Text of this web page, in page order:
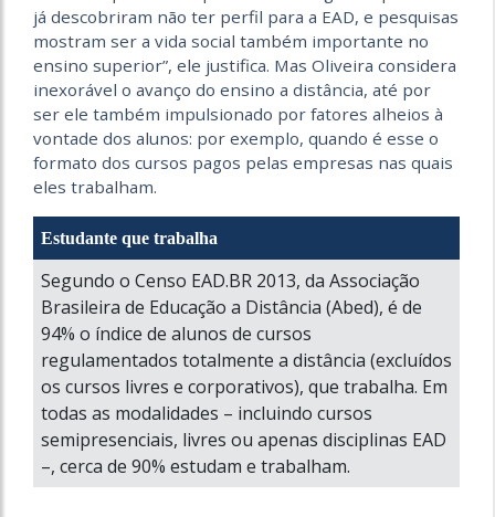
já descobriram não ter perfil para a EAD, e pesquisas
mostram ser a vida social também importante no
ensino superior”, ele justifica. Mas Oliveira considera
inexorável o avanço do ensino a distância, até por
ser ele também impulsionado por fatores alheios à
vontade dos alunos: por exemplo, quando é esse o
formato dos cursos pagos pelas empresas nas quais
eles trabalham.
Estudante que trabalha
Segundo o Censo EAD.BR 2013, da Associação
Brasileira de Educação a Distância (Abed), é de
94% o índice de alunos de cursos
regulamentados totalmente a distância (excluídos
os cursos livres e corporativos), que trabalha. Em
todas as modalidades – incluindo cursos
semipresenciais, livres ou apenas disciplinas EAD
–, cerca de 90% estudam e trabalham.